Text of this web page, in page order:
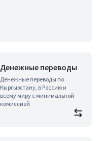
Денежные переводы
Денежные переводы по
Кыргызстану, в Россию и
всему миру с минимальной
комиссией